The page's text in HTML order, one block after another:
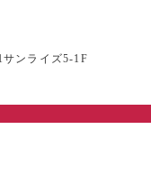
ンライズ5-1F